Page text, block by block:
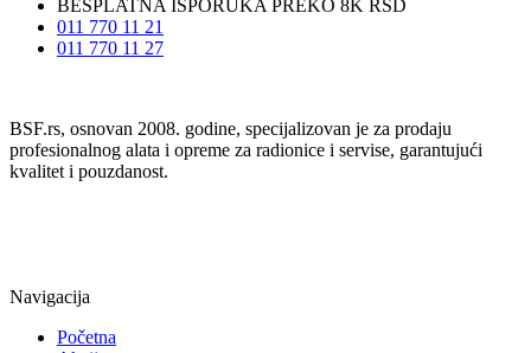
BESPLATNA ISPORUKA PREKO 8K RSD
011 770 11 21
011 770 11 27
BSF.rs, osnovan 2008. godine, specijalizovan je za prodaju
profesionalnog alata i opreme za radionice i servise, garantujući
kvalitet i pouzdanost.
Navigacija
Početna